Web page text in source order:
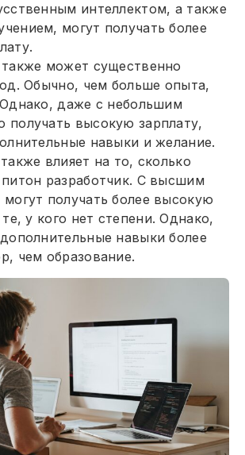
интеллектом, а также
могут получать более
может существенно
Обычно, чем больше опыта,
даже с небольшим
высокую зарплату,
навыки и желание.
влияет на то, сколько
питон разработчик. С высшим
получать более высокую
у кого нет степени. Однако,
навыки более
чем образование.